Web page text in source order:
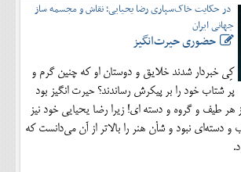
در حکایت خاک‌سپاری رضا یحیایی؛ نقاش و مجسمه ساز
جهانی ایران
حضوری حیرت‌انگیز
کِی خبردار شدند خلایق و دوستان او که چنین گرم و
پر شتاب خود را بر پیکرش رساندند؟ حیرت انگیز بود
هر طیف و گروه و دسته ای! زیرا رضا یحیایی خود نیز
دسته‌ای نبود و شأن هنر را بالاتر از آن می‌دانست که